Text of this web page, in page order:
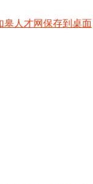
皋人才网保存到桌面